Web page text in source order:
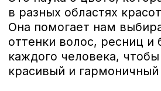
ТЕОРИЯ ЦВЕТА